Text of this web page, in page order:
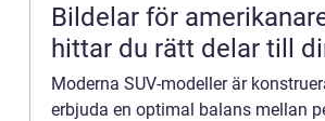
Bildelar för
hittar du rätt delar till
Moderna SUV-modeller är
erbjuda en optimal balans mellan